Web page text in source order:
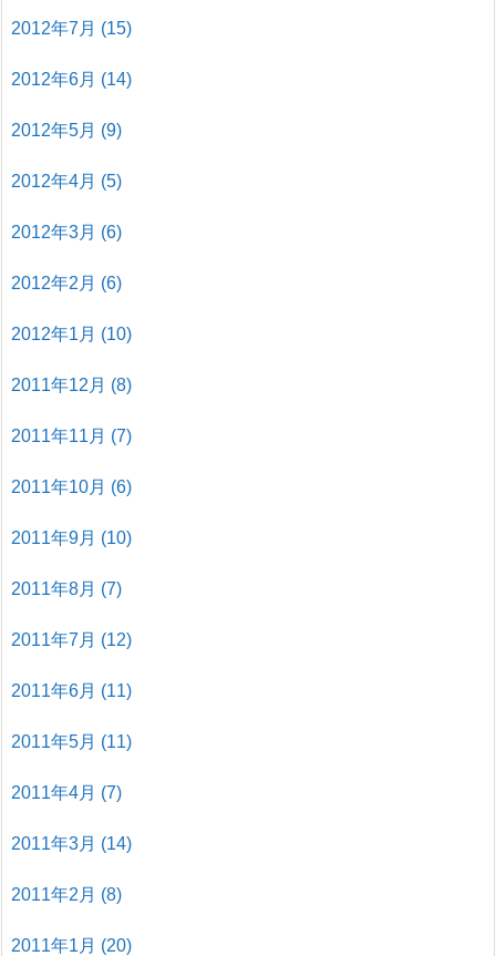
2012年7月 (15)
2012年6月 (14)
2012年5月 (9)
2012年4月 (5)
2012年3月 (6)
2012年2月 (6)
2012年1月 (10)
2011年12月 (8)
2011年11月 (7)
2011年10月 (6)
2011年9月 (10)
2011年8月 (7)
2011年7月 (12)
2011年6月 (11)
2011年5月 (11)
2011年4月 (7)
2011年3月 (14)
2011年2月 (8)
2011年1月 (20)